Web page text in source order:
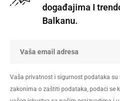
događajima I
Balkanu.
Vaša privatnost i sigurnost podataka su
zakonima o zaštiti podataka, podaci se